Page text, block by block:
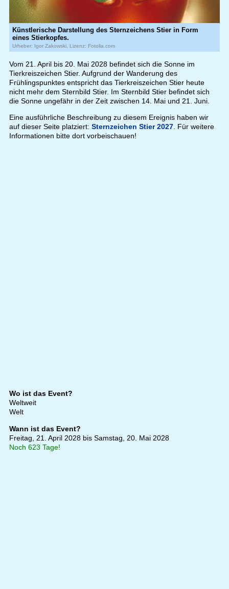
Künstlerische Darstellung des Sternzeichens Stier in Form
eines Stierkopfes.
Urheber: Igor Zakowski, Lizenz: Fotolia.com
Vom 21. April bis 20. Mai 2028 befindet sich die Sonne im
Tierkreiszeichen Stier. Aufgrund der Wanderung des
Frühlingspunktes entspricht das Tierkreiszeichen Stier heute
nicht mehr dem Sternbild Stier. Im Sternbild Stier befindet sich
die Sonne ungefähr in der Zeit zwischen 14. Mai und 21. Juni.
Eine ausführliche Beschreibung zu diesem Ereignis haben wir
auf dieser Seite platziert: Sternzeichen Stier 2027. Für weitere
Informationen bitte dort vorbeischauen!
Wo ist das Event?
Weltweit
Welt
Wann ist das Event?
Freitag, 21. April 2028 bis Samstag, 20. Mai 2028
Noch 623 Tage!